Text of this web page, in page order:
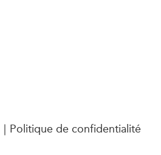
Politique de confidentialité